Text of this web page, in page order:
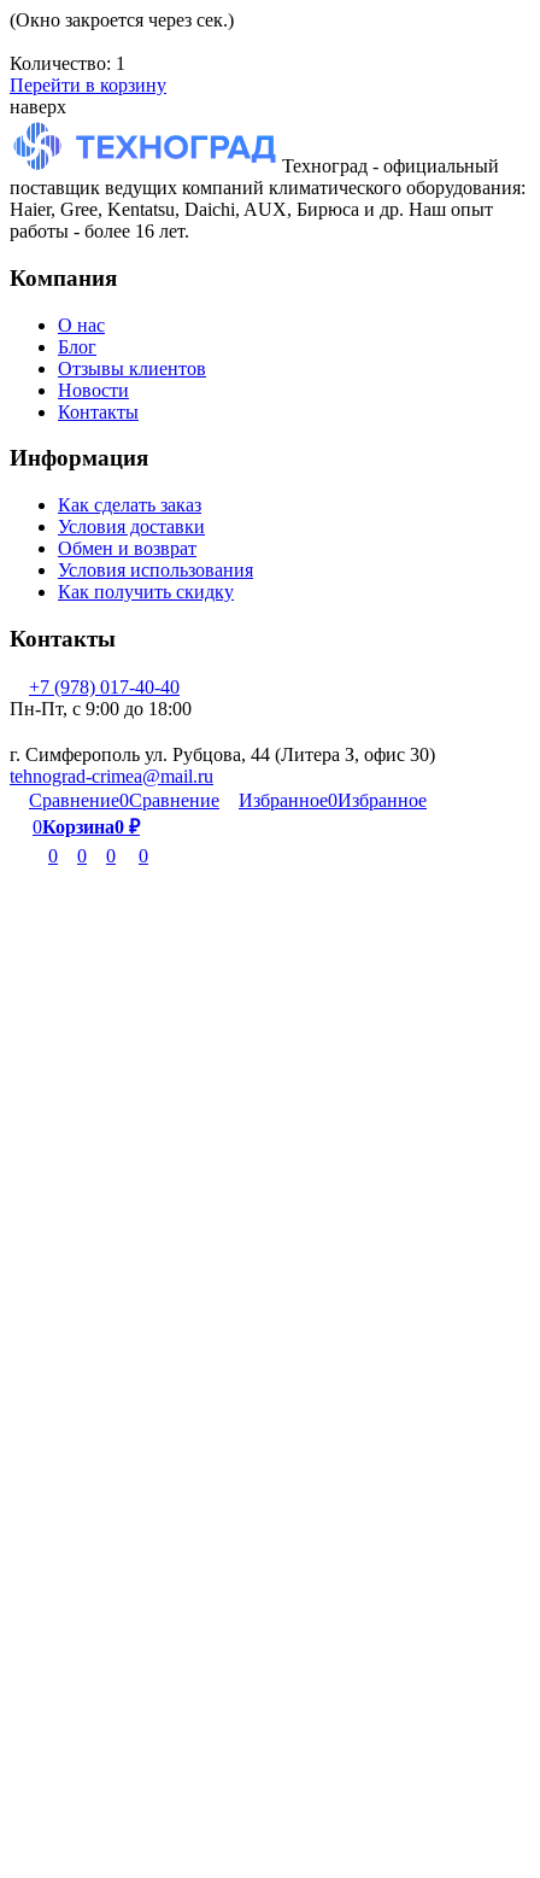
(Окно закроется через сек.)
Количество: 1
Перейти в корзину
наверх
Техноград - официальный
поставщик ведущих компаний климатического оборудования:
Haier, Gree, Kentatsu, Daichi, AUX, Бирюса и др. Наш опыт
работы - более 16 лет.
Компания
О нас
Блог
Отзывы клиентов
Новости
Контакты
Информация
Как сделать заказ
Условия доставки
Обмен и возврат
Условия использования
Как получить скидку
Контакты
+7 (978) 017-40-40
Пн-Пт, c 9:00 до 18:00
г. Симферополь ул. Рубцова, 44 (Литера З, офис 30)
tehnograd-crimea@mail.ru
Сравнение0Сравнение Избранное0Избранное
0Корзина0 ₽
0
0 0 0